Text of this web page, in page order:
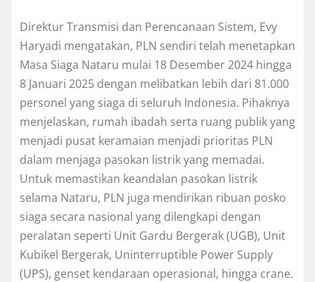
Direktur Transmisi dan Perencanaan Sistem, Evy
Haryadi mengatakan, PLN sendiri telah menetapkan
Masa Siaga Nataru mulai 18 Desember 2024 hingga
8 Januari 2025 dengan melibatkan lebih dari 81.000
personel yang siaga di seluruh Indonesia. Pihaknya
menjelaskan, rumah ibadah serta ruang publik yang
menjadi pusat keramaian menjadi prioritas PLN
dalam menjaga pasokan listrik yang memadai.
Untuk memastikan keandalan pasokan listrik
selama Nataru, PLN juga mendirikan ribuan posko
siaga secara nasional yang dilengkapi dengan
peralatan seperti Unit Gardu Bergerak (UGB), Unit
Kubikel Bergerak, Uninterruptible Power Supply
(UPS), genset kendaraan operasional, hingga crane.